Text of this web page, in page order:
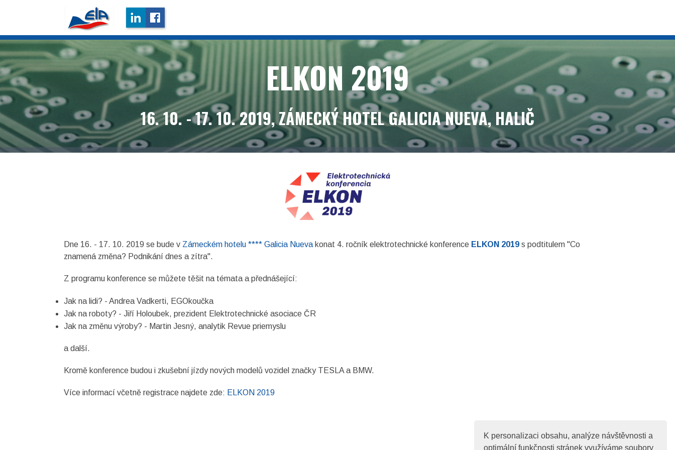
K personalizaci obsahu, analýze návštěvnosti a
optimální funkčnosti stránek využíváme soubory
ELKON 2019
16. 10. - 17. 10. 2019, ZÁMECKÝ HOTEL GALICIA NUEVA, HALIČ
Dne 16. - 17. 10. 2019 se bude v Zámeckém hotelu **** Galicia Nueva konat 4. ročník elektrotechnické konference ELKON 2019 s podtitulem "Co
znamená změna? Podnikání dnes a zítra".
Z programu konference se můžete těšit na témata a přednášející:
Jak na lidi? - Andrea Vadkerti, EGOkoučka
Jak na roboty? - Jiří Holoubek, prezident Elektrotechnické asociace ČR
Jak na změnu výroby? - Martin Jesný, analytik Revue priemyslu
a další.
Kromě konference budou i zkušební jízdy nových modelů vozidel značky TESLA a BMW.
Více informací včetně registrace najdete zde: ELKON 2019